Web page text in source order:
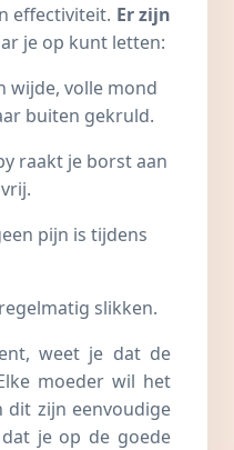
effectiviteit. Er zijn
je op kunt letten:
wijde, volle mond
buiten gekruld.
raakt je borst aan
pijn is tijdens
slikken.
weet je dat de
moeder wil het
dit zijn eenvoudige
je op de goede